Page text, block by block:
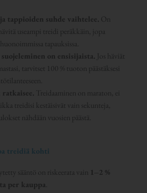
tappioiden suhde vaihtelee. On
useampi treidi peräkkäin, jopa
tapauksissa.
on ensisijaista. Jos häviät
tarvitset 100 % tuoton päästäksesi
Treidaaminen on maraton, ei
treidisi kestäisivät vain sekunteja,
nähdään vuosien päästä.
treidiä kohti
sääntö on riskeerata vain 1–2 %
per kauppa.